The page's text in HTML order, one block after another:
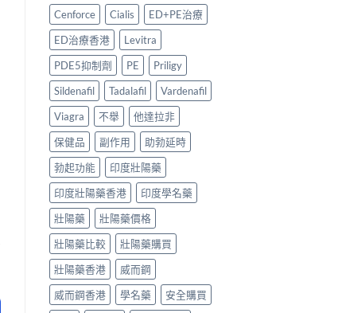
別、
價
格
比
較
與
用
家
得
2026〉
中
港
用
家
真
實
經
驗
與
全
用
指
南〉
中
名
藥
邊
款
好？
2026
香
港
廠
利
勁
比
較
＋
買
貼
士〉
中
Cenforce Cialis
ED+PE治療
ED治療香港
Levitra
PDE5抑制劑
PE
Priligy
Sildenafil
Tadalafil
Vardenafil
Viagra
不舉
他達拉非
保健品
副作用
助勃延時
勃起功能
印度壯陽藥
印度壯陽藥香港
印度學名藥
壯陽藥
壯陽藥價格
壯陽藥比較
壯陽藥購買
壯陽藥香港
威而鋼
威而鋼香港
學名藥
安全購買